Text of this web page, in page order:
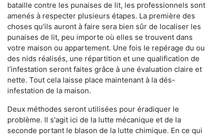
bataille contre les punaises de lit, les professionnels sont
amenés à respecter plusieurs étapes. La première des
choses qu’ils auront à faire sera bien sûr de localiser les
punaises de lit, peu importe où elles se trouvent dans
votre maison ou appartement. Une fois le repérage du ou
des nids réalisés, une répartition et une qualification de
l’infestation seront faites grâce à une évaluation claire et
nette. Tout cela laisse place maintenant à la dés-
infestation de la maison.
Deux méthodes seront utilisées pour éradiquer le
problème. Il s'agit ici de la lutte mécanique et de la
seconde portant le blason de la lutte chimique. En ce qui